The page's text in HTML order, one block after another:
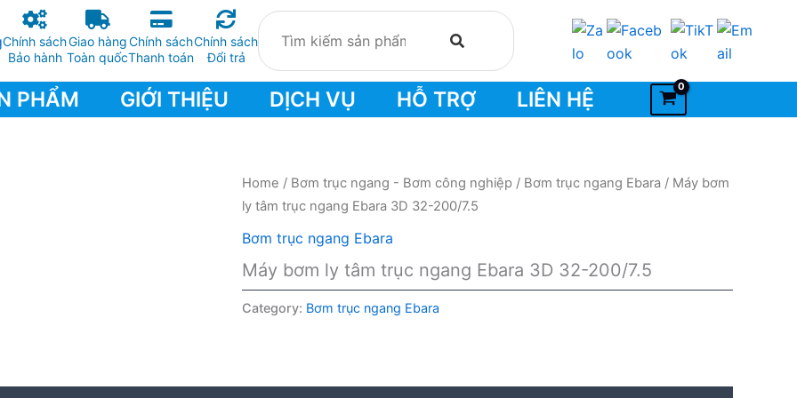
Chính sách
Bảo hành
Giao hàng
Toàn quốc
Chính sách
Thanh toán
Chính sách
Đổi trả
PHẨM GIỚI THIỆU DỊCH VỤ HỖ TRỢ LIÊN HỆ
Home / Bơm trục ngang - Bơm công nghiệp / Bơm trục ngang Ebara / Máy bơm
ly tâm trục ngang Ebara 3D 32-200/7.5
Bơm trục ngang Ebara
Máy bơm ly tâm trục ngang Ebara 3D 32-200/7.5
Category: Bơm trục ngang Ebara